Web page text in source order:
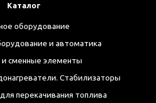
Каталог
оборудование
и автоматика
сменные элементы
Стабилизаторы
перекачивания топлива